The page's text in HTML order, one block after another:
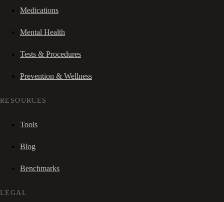
Medications
Mental Health
Tests & Procedures
Prevention & Wellness
RESOURCES
Tools
Blog
Benchmarks
LEGAL